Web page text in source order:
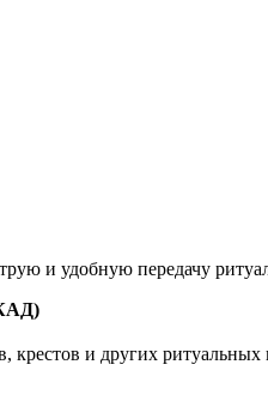
и удобную передачу
и других